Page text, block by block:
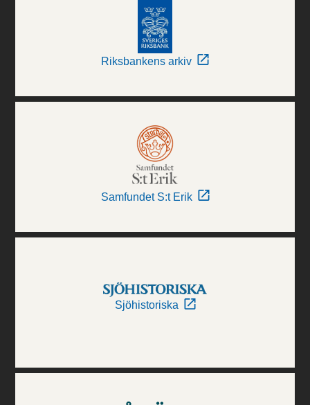
Riksbankens arkiv
Samfundet S:t Erik
Sjöhistoriska